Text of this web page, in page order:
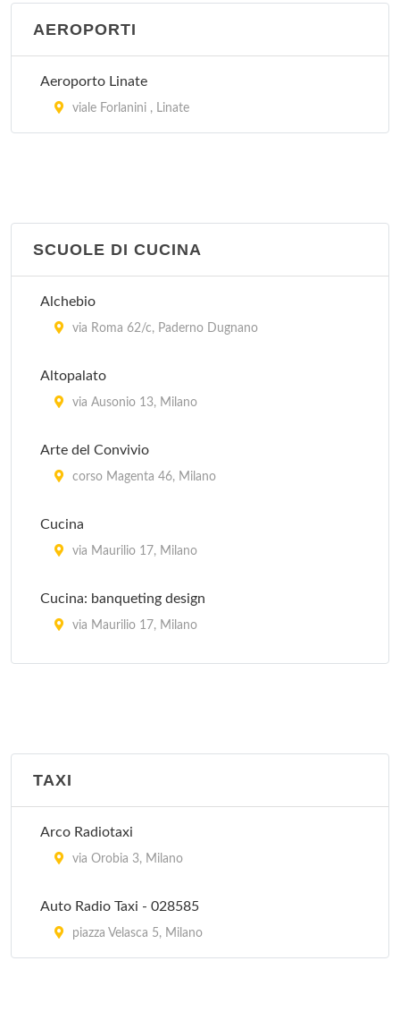
AEROPORTI
Aeroporto Linate
viale Forlanini , Linate
SCUOLE DI CUCINA
Alchebio
via Roma 62/c, Paderno Dugnano
Altopalato
via Ausonio 13, Milano
Arte del Convivio
corso Magenta 46, Milano
Cucina
via Maurilio 17, Milano
Cucina: banqueting design
via Maurilio 17, Milano
via Carlo Farini 70, Milano
TAXI
Arco Radiotaxi
via Orobia 3, Milano
Auto Radio Taxi - 028585
piazza Velasca 5, Milano